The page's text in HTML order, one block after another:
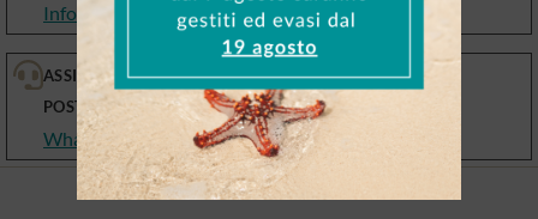
Info Resi e Cambi
ASSISTENZA PRE E
POST VENDITA
WhatsApp, email, telefono